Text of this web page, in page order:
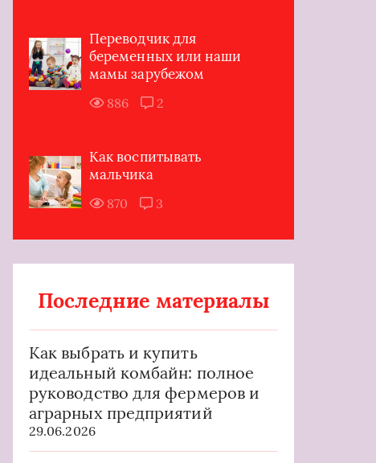
Переводчик для
беременных или наши
мамы зарубежом
886 2
Как воспитывать
мальчика
870 3
Последние материалы
Как выбрать и купить
идеальный комбайн: полное
руководство для фермеров и
аграрных предприятий
29.06.2026